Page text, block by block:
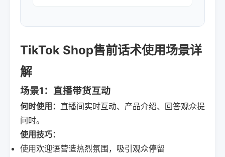
TikTok Shop售前话术使用场景详
解
场景1：直播带货互动
何时使用： 直播间实时互动、产品介绍、回答观众提
问时。
使用技巧：
使用欢迎语营造热烈氛围，吸引观众停留